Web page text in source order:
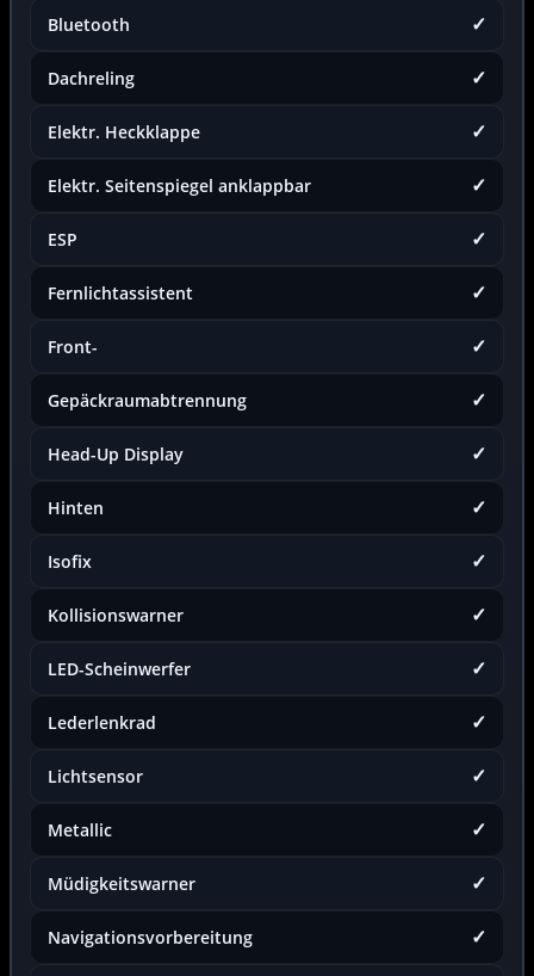
✓
Bluetooth
✓
Dachreling
✓
Elektr. Heckklappe
✓
Elektr. Seitenspiegel anklappbar
✓
ESP
✓
Fernlichtassistent
✓
Front-
✓
Gepäckraumabtrennung
✓
Head-Up Display
✓
Hinten
✓
Isofix
✓
Kollisionswarner
✓
LED-Scheinwerfer
✓
Lederlenkrad
✓
Lichtsensor
✓
Metallic
✓
Müdigkeitswarner
✓
Navigationsvorbereitung